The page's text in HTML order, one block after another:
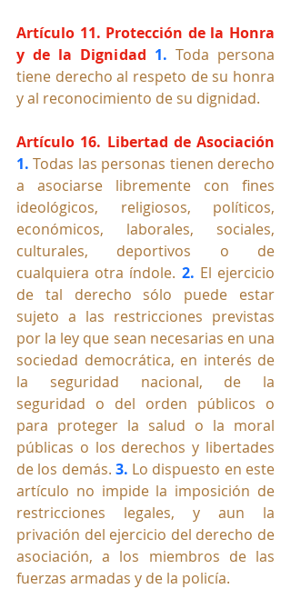
Artículo 11. Protección de la Honra
y de la Dignidad 1. Toda persona
tiene derecho al respeto de su honra
y al reconocimiento de su dignidad.
Artículo 16. Libertad de Asociación
1. Todas las personas tienen derecho
a asociarse libremente con fines
ideológicos, religiosos, políticos,
económicos, laborales, sociales,
culturales, deportivos o de
cualquiera otra índole. 2. El ejercicio
de tal derecho sólo puede estar
sujeto a las restricciones previstas
por la ley que sean necesarias en una
sociedad democrática, en interés de
la seguridad nacional, de la
seguridad o del orden públicos o
para proteger la salud o la moral
públicas o los derechos y libertades
de los demás. 3. Lo dispuesto en este
artículo no impide la imposición de
restricciones legales, y aun la
privación del ejercicio del derecho de
asociación, a los miembros de las
fuerzas armadas y de la policía.